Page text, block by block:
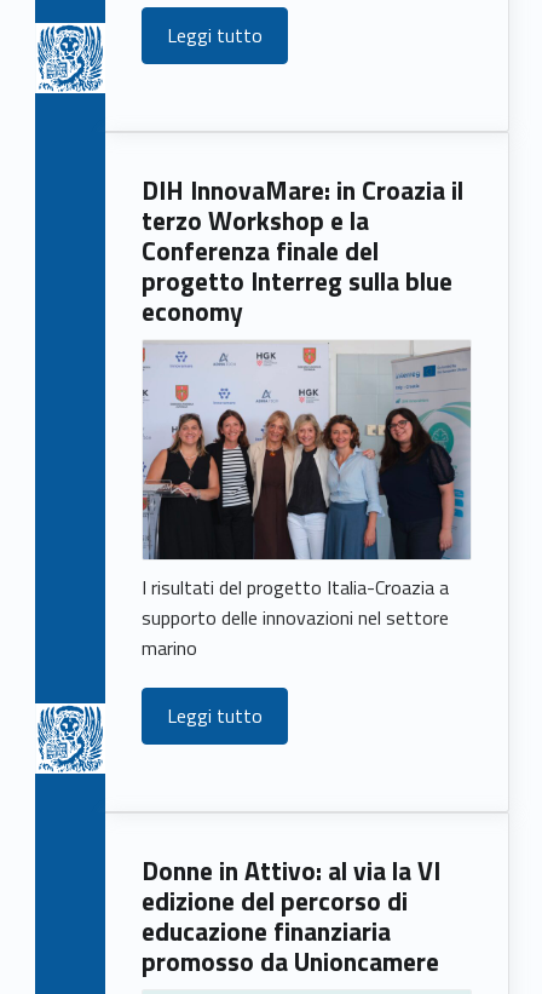
Leggi tutto
DIH InnovaMare: in Croazia il
terzo Workshop e la
Conferenza finale del
progetto Interreg sulla blue
economy
I risultati del progetto Italia-Croazia a
supporto delle innovazioni nel settore
marino
Leggi tutto
Donne in Attivo: al via la VI
edizione del percorso di
educazione finanziaria
promosso da Unioncamere